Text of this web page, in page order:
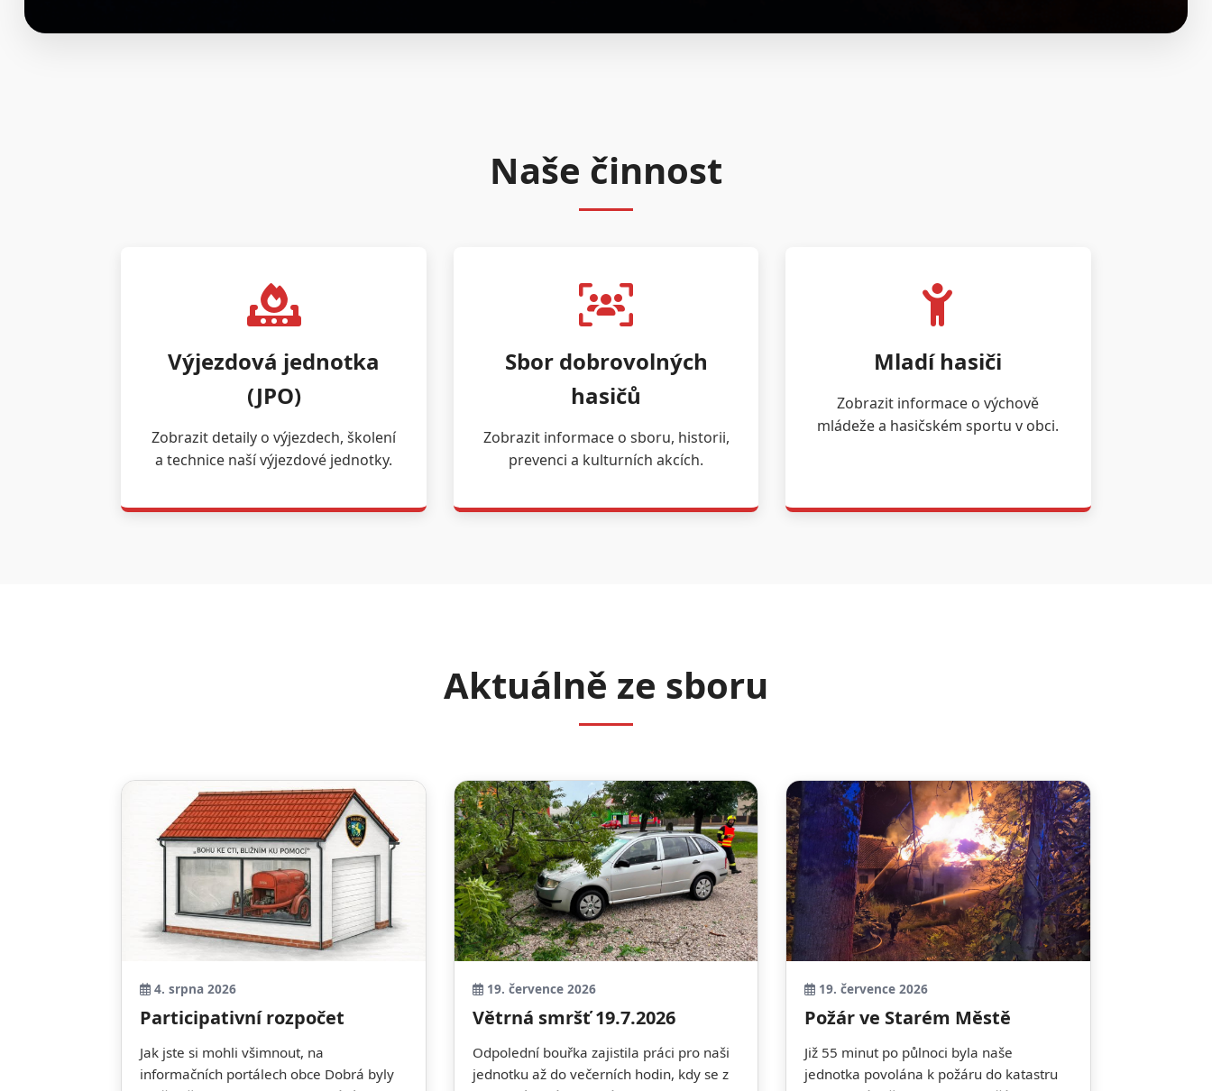
Naše činnost
Výjezdová jednotka
(JPO)
Zobrazit detaily o výjezdech, školení
a technice naší výjezdové jednotky.
Sbor dobrovolných
hasičů
Zobrazit informace o sboru, historii,
prevenci a kulturních akcích.
Mladí hasiči
Zobrazit informace o výchově
mládeže a hasičském sportu v obci.
Aktuálně ze sboru
4. srpna 2026
Participativní rozpočet
Jak jste si mohli všimnout, na
informačních portálech obce Dobrá byly
19. července 2026
Větrná smršť 19.7.2026
Odpolední bouřka zajistila práci pro naši
jednotku až do večerních hodin, kdy se z
19. července 2026
Požár ve Starém Městě
Již 55 minut po půlnoci byla naše
jednotka povolána k požáru do katastru